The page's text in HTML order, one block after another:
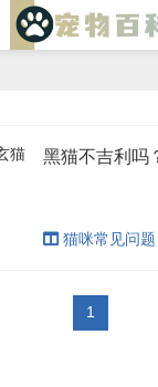
黑猫不吉利吗
猫咪常见问题
1